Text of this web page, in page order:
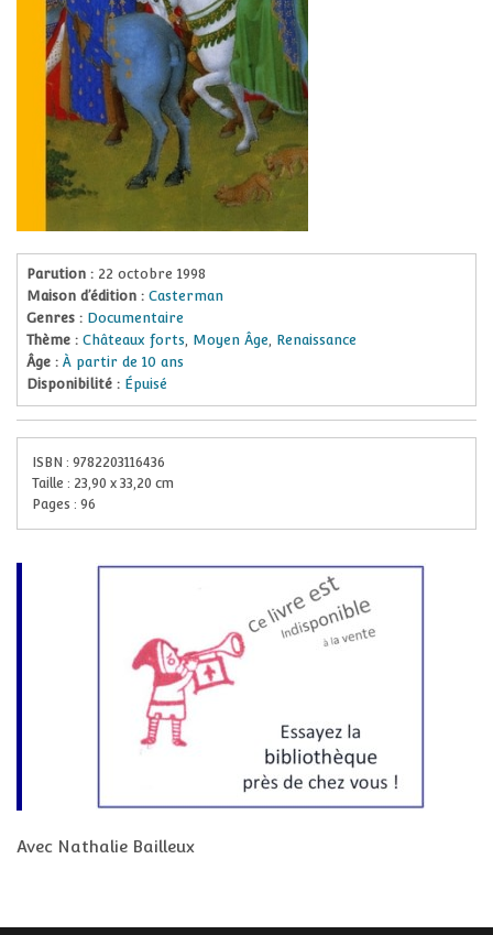
Parution : 22 octobre 1998
Maison d’édition : Casterman
Genres : Documentaire
Thème :Châteaux forts, Moyen Âge, Renaissance
Âge :À partir de 10 ans
Disponibilité : Épuisé
ISBN : 9782203116436
Taille : 23,90 x 33,20 cm
Pages : 96
Avec Nathalie Bailleux